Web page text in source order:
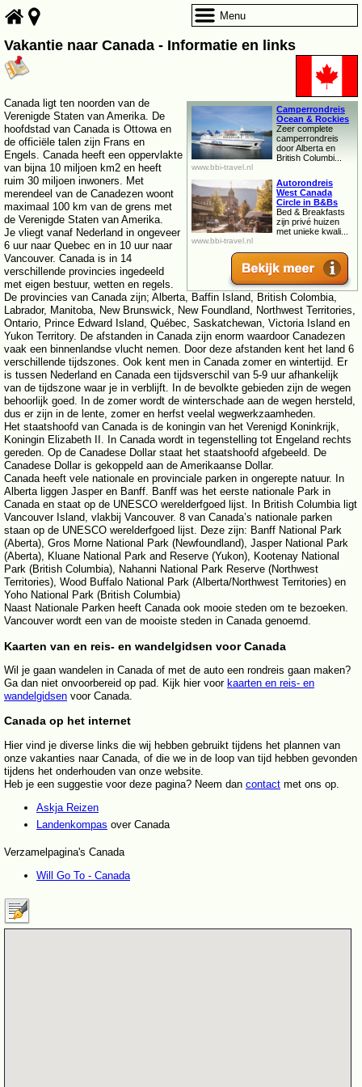
Vakantie naar Canada - Informatie en links
Camperrondreis
Ocean & Rockies
Zeer complete
camperrondreis
door Alberta en
British Columbi...
www.bbi-travel.nl
Autorondreis
West Canada
Circle in B&Bs
Bed & Breakfasts
zijn privé huizen
met unieke kwali...
www.bbi-travel.nl
Canada ligt ten noorden van de
Verenigde Staten van Amerika. De
hoofdstad van Canada is Ottowa en
de officiële talen zijn Frans en
Engels. Canada heeft een oppervlakte
van bijna 10 miljoen km2 en heeft
ruim 30 miljoen inwoners. Met
merendeel van de Canadezen woont
maximaal 100 km van de grens met
de Verenigde Staten van Amerika.
Je vliegt vanaf Nederland in ongeveer
6 uur naar Quebec en in 10 uur naar
Vancouver. Canada is in 14
verschillende provincies ingedeeld
met eigen bestuur, wetten en regels.
De provincies van Canada zijn; Alberta, Baffin Island, British Colombia,
Labrador, Manitoba, New Brunswick, New Foundland, Northwest Territories,
Ontario, Prince Edward Island, Québec, Saskatchewan, Victoria Island en
Yukon Territory. De afstanden in Canada zijn enorm waardoor Canadezen
vaak een binnenlandse vlucht nemen. Door deze afstanden kent het land 6
verschillende tijdszones. Ook kent men in Canada zomer en wintertijd. Er
is tussen Nederland en Canada een tijdsverschil van 5-9 uur afhankelijk
van de tijdszone waar je in verblijft. In de bevolkte gebieden zijn de wegen
behoorlijk goed. In de zomer wordt de winterschade aan de wegen hersteld,
dus er zijn in de lente, zomer en herfst veelal wegwerkzaamheden.
Het staatshoofd van Canada is de koningin van het Verenigd Koninkrijk,
Koningin Elizabeth II. In Canada wordt in tegenstelling tot Engeland rechts
gereden. Op de Canadese Dollar staat het staatshoofd afgebeeld. De
Canadese Dollar is gekoppeld aan de Amerikaanse Dollar.
Canada heeft vele nationale en provinciale parken in ongerepte natuur. In
Alberta liggen Jasper en Banff. Banff was het eerste nationale Park in
Canada en staat op de UNESCO werelderfgoed lijst. In British Columbia ligt
Vancouver Island, vlakbij Vancouver. 8 van Canada’s nationale parken
staan op de UNESCO werelderfgoed lijst. Deze zijn: Banff National Park
(Aberta), Gros Morne National Park (Newfoundland), Jasper National Park
(Aberta), Kluane National Park and Reserve (Yukon), Kootenay National
Park (British Columbia), Nahanni National Park Reserve (Northwest
Territories), Wood Buffalo National Park (Alberta/Northwest Territories) en
Yoho National Park (British Columbia)
Naast Nationale Parken heeft Canada ook mooie steden om te bezoeken.
Vancouver wordt een van de mooiste steden in Canada genoemd.
Kaarten van en reis- en wandelgidsen voor Canada
Wil je gaan wandelen in Canada of met de auto een rondreis gaan maken?
Ga dan niet onvoorbereid op pad. Kijk hier voor kaarten en reis- en
wandelgidsen voor Canada.
Canada op het internet
Hier vind je diverse links die wij hebben gebruikt tijdens het plannen van
onze vakanties naar Canada, of die we in de loop van tijd hebben gevonden
tijdens het onderhouden van onze website.
Heb je een suggestie voor deze pagina? Neem dan contact met ons op.
Askja Reizen
Landenkompas over Canada
Verzamelpagina's Canada
Will Go To - Canada
Menu